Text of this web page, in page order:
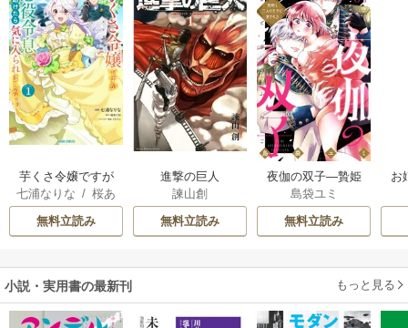
芋くさ令嬢ですが
悪役令息を助けた
ら気に入られまし
た
七浦なりな /桜あ
げは
/ くろでこ
無料立読み
進撃の巨人
諫山創
無料立読み
夜伽の双子―贄姫
は二人の王子に愛
される―
島袋ユミ
無料立読み
お
小説・実用書の最新刊 もっと見る